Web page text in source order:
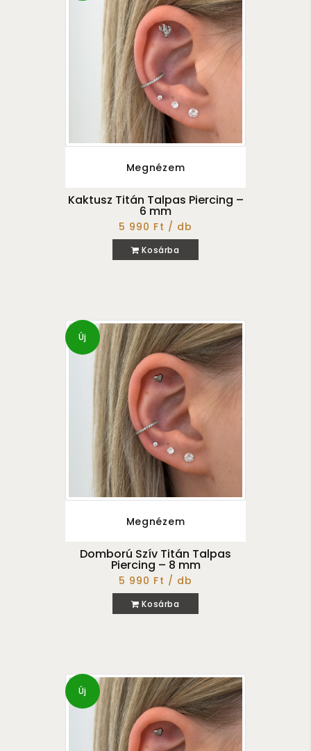
Megnézem
Kaktusz Titán Talpas Piercing –
6 mm
5 990 Ft / db
Kosárba
Új
Megnézem
Domború Szív Titán Talpas
Piercing – 8 mm
5 990 Ft / db
Kosárba
Új